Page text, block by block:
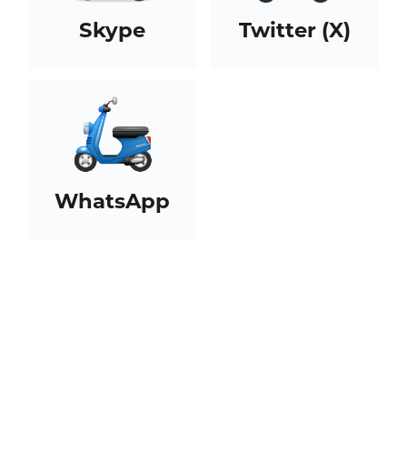
Skype Twitter (X)
WhatsApp